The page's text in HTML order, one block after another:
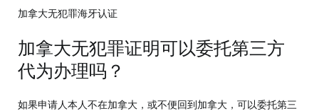
加拿大无犯罪海牙认证
加拿大无犯罪证明可以委托第三方
代为办理吗？
如果申请人本人不在加拿大，或不便回到加拿大，可以委托第三